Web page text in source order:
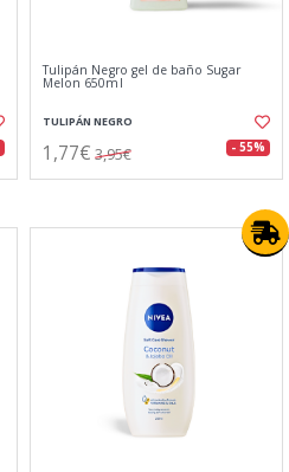
Tulipán Negro gel de baño Sugar
Melon 650ml
TULIPÁN NEGRO
1,77€ 3,95€ - 55%